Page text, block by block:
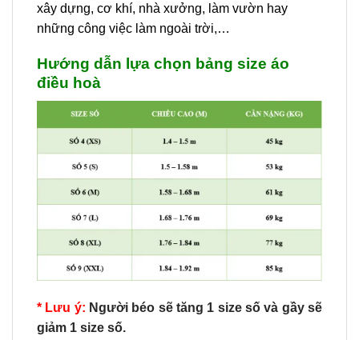
xây dựng, cơ khí, nhà xưởng, làm vườn hay
những công việc làm ngoài trời,…
Hướng dẫn lựa chọn bảng size áo
điều hoà
* Lưu ý: Người béo sẽ tăng 1 size số và gầy sẽ
giảm 1 size số.